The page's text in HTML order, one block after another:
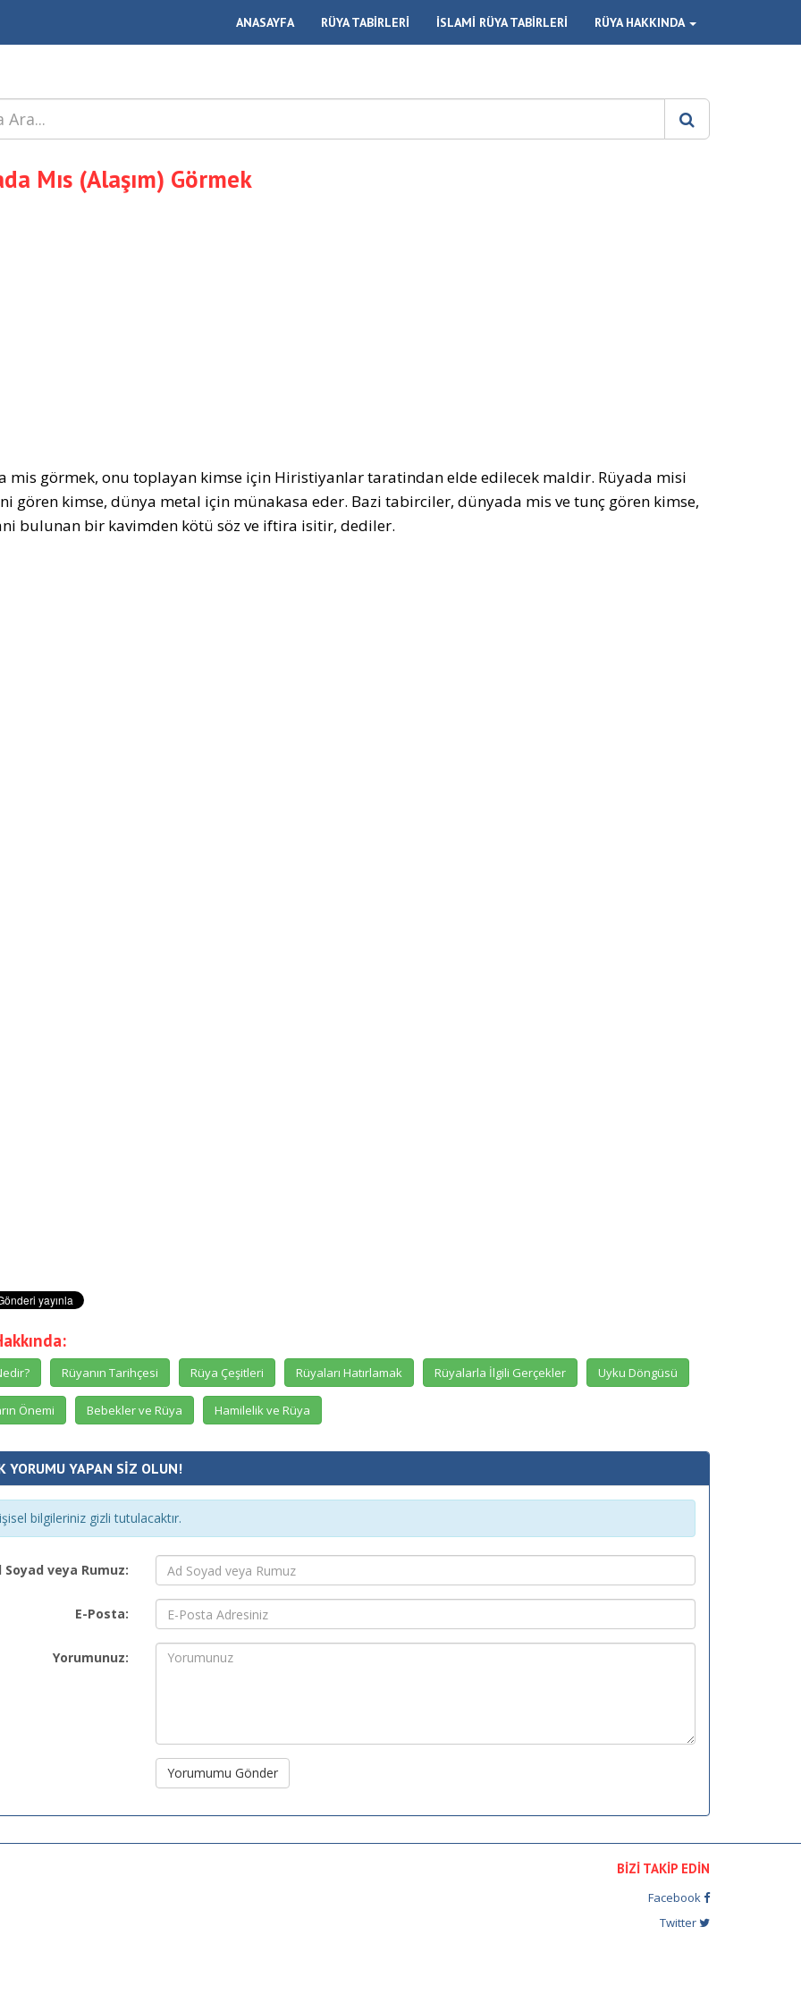
ANASAYFA RÜYA TABİRLERİ İSLAMİ RÜYA TABİRLERİ RÜYA HAKKINDA
Mıs (Alaşım) Görmek
mis görmek, onu toplayan kimse için Hiristiyanlar taratindan elde edilecek maldir. Rüyada misi
gören kimse, dünya metal için münakasa eder. Bazi tabirciler, dünyada mis ve tunç gören kimse,
bulunan bir kavimden kötü söz ve iftira isitir, dediler.
Rüyanın Tarihçesi Rüya Çeşitleri Rüyaları Hatırlamak Rüyalarla İlgili Gerçekler Uyku Döngüsü
Önemi Bebekler ve Rüya Hamilelik ve Rüya
YORUMU YAPAN SİZ OLUN!
bilgileriniz gizli tutulacaktır.
Soyad veya Rumuz:
E-Posta:
Yorumunuz:
Yorumumu Gönder
BİZİ TAKİP EDİN
Facebook
Twitter